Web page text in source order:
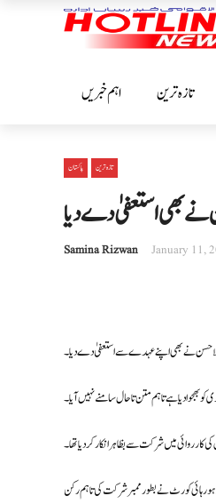
اہم خبریں تازہ ترین
پاکستان تازہ ترین
نے بھی استعفیٰ دےدیا
Samina Rizwan January 11,
نے بھی اپنے عہدے سے استعفیٰ دے دیا۔
بھجوا دیا ہے تاہم متن تاحال سامنے نہیں آیا۔
میں شرکت سے بظاہر انکار کردیا تھا۔
ہائی کورٹ نے بطور ممبر شرکت کی تاہم رکن